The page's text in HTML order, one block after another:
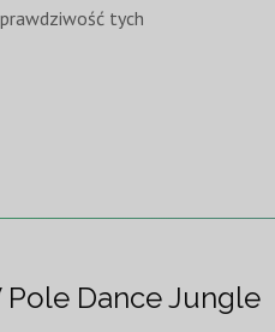
tych
Pole Dance Jungle